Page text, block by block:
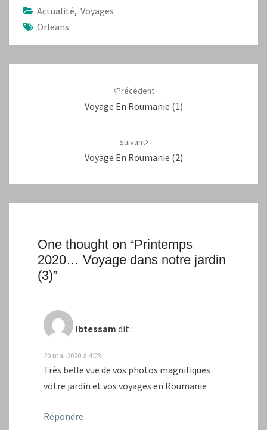
Actualité, Voyages
Orleans
Précédent
Voyage En Roumanie (1)
Suivant
Voyage En Roumanie (2)
One thought on “Printemps
2020… Voyage dans notre jardin
(3)”
Ibtessam dit :
20 mai 2020 à 4:23
Très belle vue de vos photos magnifiques
votre jardin et vos voyages en Roumanie
Répondre